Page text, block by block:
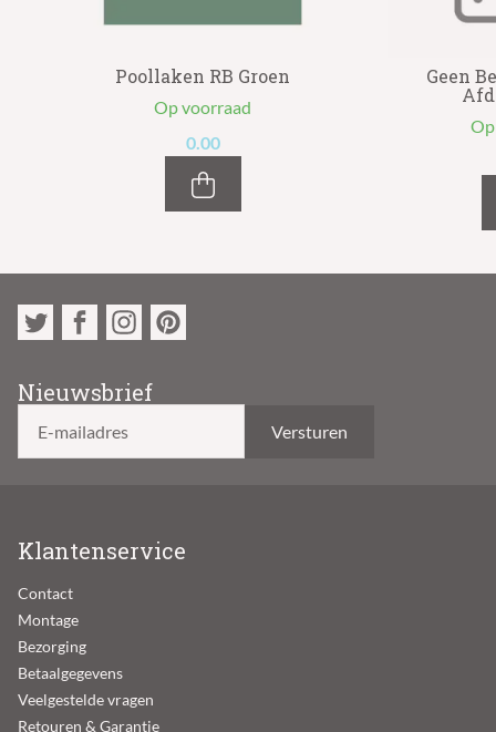
Poollaken RB Groen
Op voorraad
0.00
Geen
Nieuwsbrief
E-mailadres
Klantenservice
Contact
Montage
Bezorging
Betaalgegevens
Veelgestelde vragen
Retouren & Garantie